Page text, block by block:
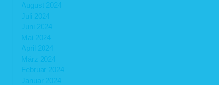
August 2024
Juli 2024
Juni 2024
Mai 2024
April 2024
März 2024
Februar 2024
Januar 2024